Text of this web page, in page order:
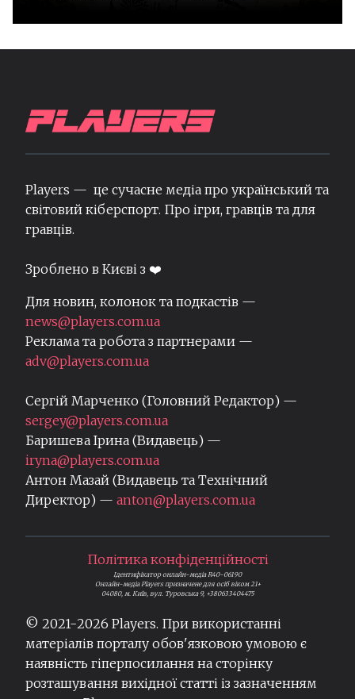
Players — це сучасне медіа про український та
світовий кіберспорт. Про ігри, гравців та для
гравців.
Зроблено в Києві з ❤️
Для новин, колонок та подкастів —
news@players.com.ua
Реклама та робота з партнерами —
adv@players.com.ua
Сергій Марченко (Головний Редактор) —
sergey@players.com.ua
Баришева Ірина (Видавець) —
iryna@players.com.ua
Антон Мазай (Видавець та Технічний
Директор) — anton@players.com.ua
Політика конфіденційності
Ідентифікатор онлайн-медіа R40-06190
Онлайн-медіа Players призначене для осіб віком 21+
04080, м. Київ, вул. Туровська 9, +380633404475
© 2021-2026 Players. При використанні
матеріалів порталу обов'язковою умовою є
наявність гіперпосилання на сторінку
розташування вихідної статті із зазначенням